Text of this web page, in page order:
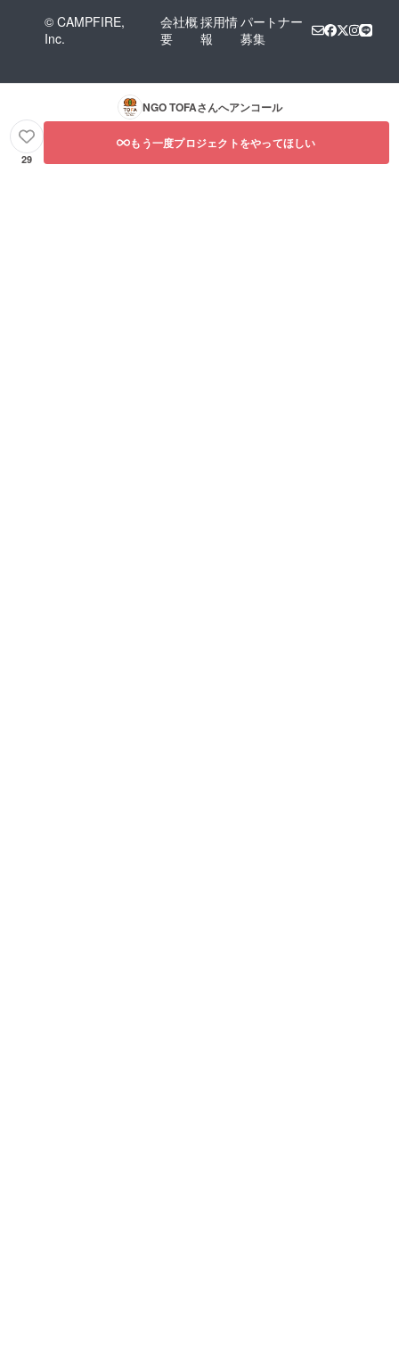
© CAMPFIRE,
Inc.
会社概
要
採用情
報
パートナー
募集
NGO TOFAさんへアンコール
29
もう一度プロジェクトをやってほしい